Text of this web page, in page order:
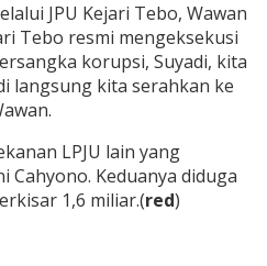
JPU Kejari Tebo, Wawan
Tebo resmi mengeksekusi
korupsi, Suyadi, kita
langsung kita serahkan ke
LPJU lain yang
Keduanya diduga
1,6 miliar.(red)